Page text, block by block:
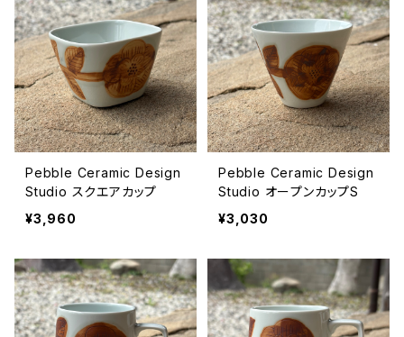
Pebble Ceramic Design
Studio スクエアカップ
¥3,960
Pebble Ceramic Design
Studio オープンカップS
¥3,030